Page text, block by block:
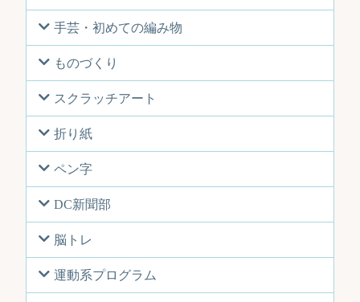
手芸・初めての編み物
ものづくり
スクラッチアート
折り紙
ペン字
DC新聞部
脳トレ
運動系プログラム